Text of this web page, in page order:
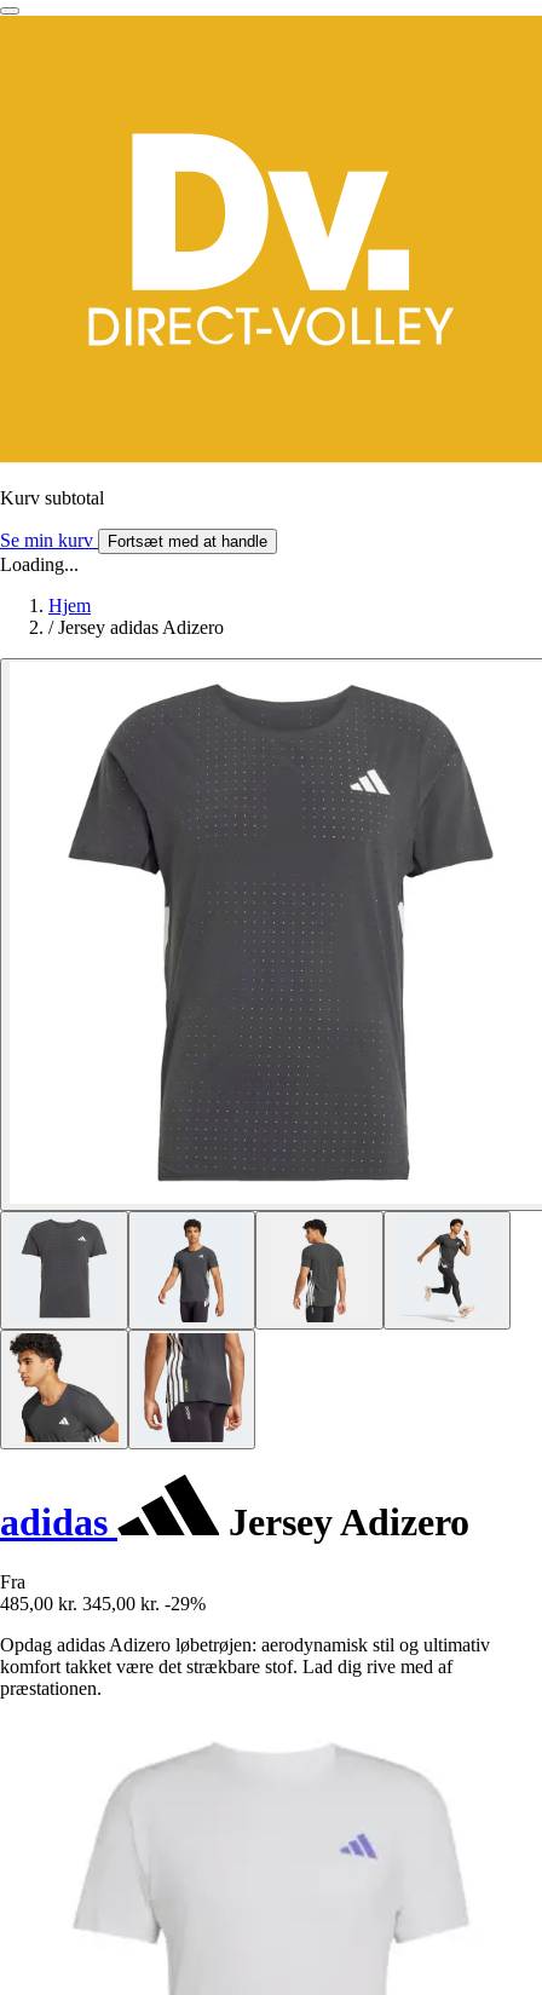
Kurv subtotal
Se min kurv Fortsæt med at handle
Loading...
Hjem
/ Jersey adidas Adizero
adidas Jersey Adizero
Fra
485,00 kr. 345,00 kr. -29%
Opdag adidas Adizero løbetrøjen: aerodynamisk stil og ultimativ
komfort takket være det strækbare stof. Lad dig rive med af
præstationen.